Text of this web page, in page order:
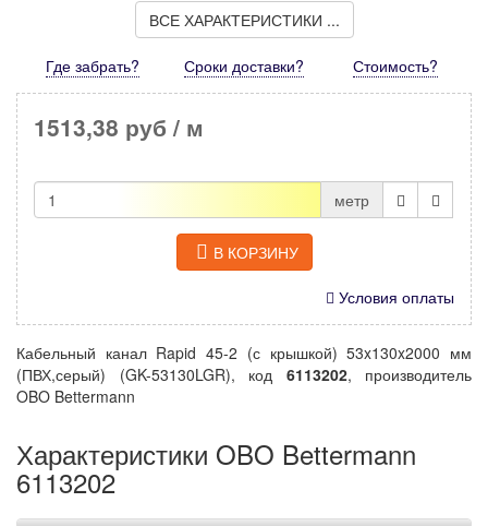
ВСЕ ХАРАКТЕРИСТИКИ ...
Где забрать? Сроки доставки? Стоимость?
1513,38 руб / м
метр
В КОРЗИНУ
Условия оплаты
Кабельный канал Rapid 45-2 (с крышкой) 53x130x2000 мм
(ПВХ,серый) (GK-53130LGR), код 6113202, производитель
OBO Bettermann
Характеристики OBO Bettermann
6113202